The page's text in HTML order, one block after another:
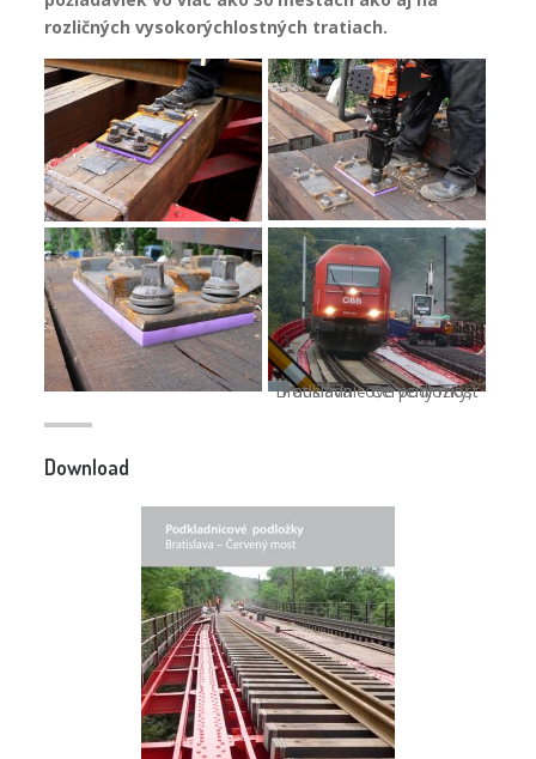
rozličných vysokorýchlostných tratiach.
Podkladnicové podložky, Bratislava – Červený most
Download